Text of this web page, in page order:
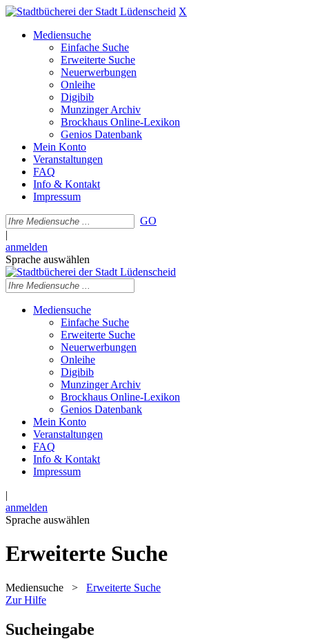
X
Mediensuche
Einfache Suche
Erweiterte Suche
Neuerwerbungen
Onleihe
Digibib
Munzinger Archiv
Brockhaus Online-Lexikon
Genios Datenbank
Mein Konto
Veranstaltungen
FAQ
Info & Kontakt
Impressum
GO
|
anmelden
Sprache auswählen
Mediensuche
Einfache Suche
Erweiterte Suche
Neuerwerbungen
Onleihe
Digibib
Munzinger Archiv
Brockhaus Online-Lexikon
Genios Datenbank
Mein Konto
Veranstaltungen
FAQ
Info & Kontakt
Impressum
|
anmelden
Sprache auswählen
Erweiterte Suche
Mediensuche > Erweiterte Suche
Zur Hilfe
Sucheingabe